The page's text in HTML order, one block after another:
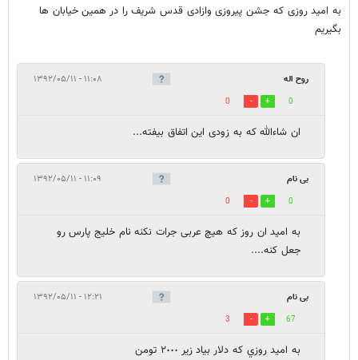
به امید روزی که جشن پیروزی وازادی قدس شریف را در همین خیابان ها
بگیریم
روح اله ۱۱:۰۸ - ۱۳۹۲/۰۵/۱۱
0
0
ان شاءالله که به زودی این اتفاق بیفته...
بی نام ۱۱:۰۹ - ۱۳۹۲/۰۵/۱۱
0
0
به امید ان روز که هیچ عربی جرات نکنه نام خلیج پارس رو
جعل کنه....
بی نام ۱۲:۲۱ - ۱۳۹۲/۰۵/۱۱
67
3
به اميد روزي كه دلار بياد زير ٢٠٠٠ تومن